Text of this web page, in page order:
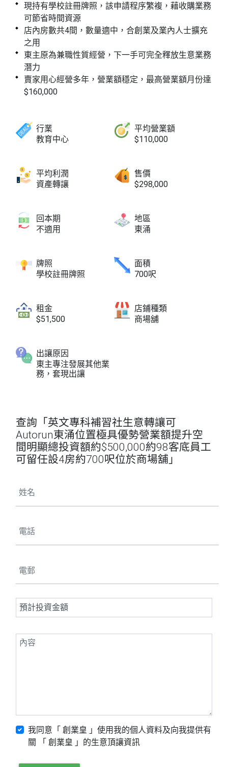
現持有學校註冊牌照，該申請程序繁複，藉收購業務
可節省時間資源
店內房數共4間，數量適中，合創業及業內人士擴充
之用
東主原為兼職性質經營，下一手可完全釋放生意業務
潛力
賣家用心經營多年，營業額穩定，最高營業額月份達
$160,000
行業
教育中心
平均營業額
$110,000
平均利潤
資產轉讓
售價
$298,000
回本期
不適用
地區
東涌
牌照
學校註冊牌照
面積
700呎
租金
$51,500
店鋪種類
商場舖
出讓原因
東主專注發展其他業
務，套現出讓
查詢「英文專科補習社生意轉讓可
Autorun東涌位置極具優勢營業額提升空
間明顯總投資額約$500,000約98客底員工
可留任設4房約700呎位於商場舖」
我同意「 創業皇 」使用我的個人資料及向我提供有
關 「 創業皇 」的生意頂讓資訊